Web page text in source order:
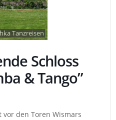
Tanzreisen
Schloss
& Tango”
vor den Toren Wismars